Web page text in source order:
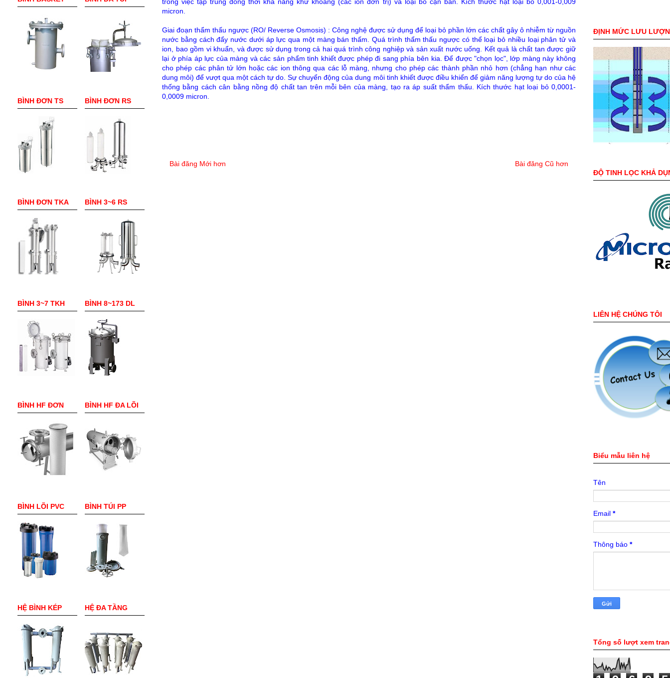
micron.
Giai đoạn thẩm thấu ngược (RO/ Reverse Osmosis) : Công nghệ được sử dụng để loại bỏ phần lớn các chất gây ô nhiễm từ nguồn
nước bằng cách đẩy nước dưới áp lực qua một màng bán thấm. Quá trình thẩm thấu ngược có thể loại bỏ nhiều loại phân tử và
ion, bao gồm vi khuẩn, và được sử dụng trong cả hai quá trình công nghiệp và sản xuất nước uống. Kết quả là chất tan được giữ
lại ở phía áp lực của màng và các sản phẩm tinh khiết được phép đi sang phía bên kia. Để được "chọn lọc", lớp màng này không
cho phép các phân tử lớn hoặc các ion thông qua các lỗ màng, nhưng cho phép các thành phần nhỏ hơn (chẳng hạn như các
dung môi) để vượt qua một cách tự do. Sự chuyển động của dung môi tinh khiết được điều khiển để giảm năng lượng tự do của hệ
thống bằng cách cân bằng nồng độ chất tan trên mỗi bên của màng, tạo ra áp suất thẩm thấu. Kích thước hạt loại bỏ 0,0001-
0,0009 micron.
Bài đăng Mới hơn Bài đăng Cũ hơn
BÌNH ĐƠN TS
BÌNH ĐƠN TKA
BÌNH 3~7 TKH
BÌNH HF ĐƠN
BÌNH LÕI PVC
HỆ BÌNH KÉP
BÌNH ĐƠN RS
BÌNH 3~6 RS
BÌNH 8~173 DL
BÌNH HF ĐA LÕI
BÌNH TÚI PP
HỆ ĐA TẦNG
ĐỊNH MỨC LƯU
ĐỘ TINH LỌC KHẢ
LIÊN HỆ CHÚNG TÔI
Biểu mẫu liên hệ
Tên
Email *
Thông báo *
Tổng số lượt xem